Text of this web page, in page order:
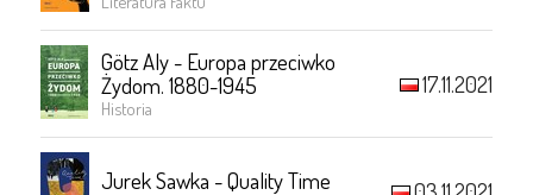
Götz Aly - Europa przeciwko
Żydom. 1880-1945
Historia
17.11.2021
Jurek Sawka - Quality Time